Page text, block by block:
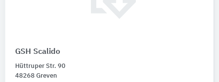
GSH Scalido
Hüttruper Str. 90
48268 Greven